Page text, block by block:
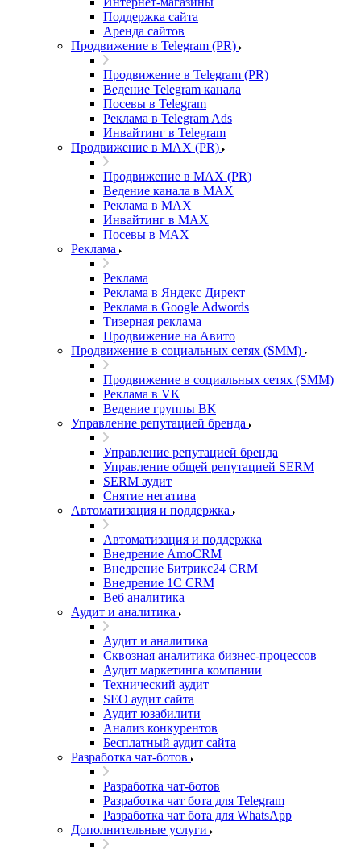
Поддержка сайта
Аренда сайтов
Продвижение в Telegram (PR)
Продвижение в Telegram (PR)
Ведение Telegram канала
Посевы в Telegram
Реклама в Telegram Ads
Инвайтинг в Telegram
Продвижение в MAX (PR)
Продвижение в MAX (PR)
Ведение канала в MAX
Реклама в MAX
Инвайтинг в MAX
Посевы в MAX
Реклама
Реклама
Реклама в Яндекс Директ
Реклама в Google Adwords
Тизерная реклама
Продвижение на Авито
Продвижение в социальных сетях (SMM)
Продвижение в социальных сетях (SMM)
Реклама в VK
Ведение группы ВК
Управление репутацией бренда
Управление репутацией бренда
Управление общей репутацией SERM
SERM аудит
Снятие негатива
Автоматизация и поддержка
Автоматизация и поддержка
Внедрение AmoCRM
Внедрение Битрикс24 CRM
Внедрение 1C CRM
Веб аналитика
Аудит и аналитика
Аудит и аналитика
Сквозная аналитика бизнес-процессов
Аудит маркетинга компании
Технический аудит
SEO аудит сайта
Аудит юзабилити
Анализ конкурентов
Бесплатный аудит сайта
Разработка чат-ботов
Разработка чат-ботов
Разработка чат бота для Telegram
Разработка чат бота для WhatsApp
Дополнительные услуги